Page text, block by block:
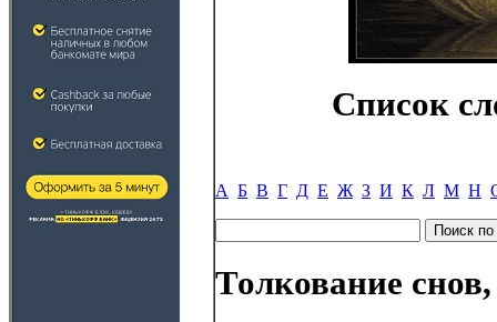
Список
А Б В Г Д Е Ж З И К Л М Н
Толкование